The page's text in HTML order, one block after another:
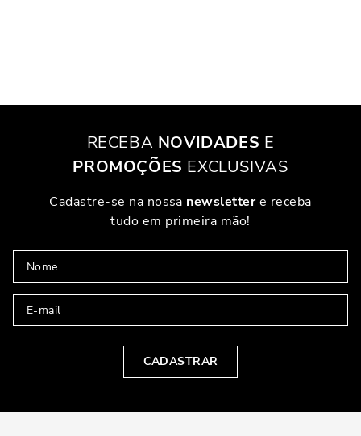
RECEBA NOVIDADES E
PROMOÇÕES EXCLUSIVAS
Cadastre-se na nossa newslettere receba
tudo em primeira mão!
CADASTRAR